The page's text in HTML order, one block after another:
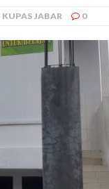
KUPAS JABAR 0